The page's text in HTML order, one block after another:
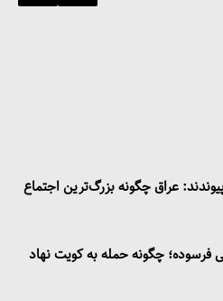
عراق چگونه بزرگ‌ترین اجتماع
فرسوده؛ چگونه حمله به کویت نهاد